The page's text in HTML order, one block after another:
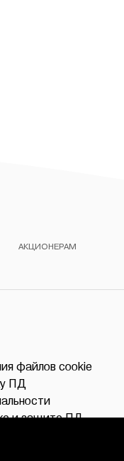
АКЦИОНЕРАМ
файлов cookie
ПД
и защите ПД